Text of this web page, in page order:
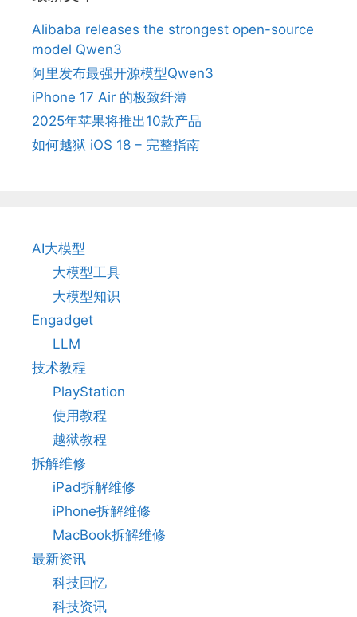
Alibaba releases the strongest open-source
model Qwen3
阿里发布最强开源模型Qwen3
iPhone 17 Air 的极致纤薄
2025年苹果将推出10款产品
如何越狱 iOS 18 – 完整指南
AI大模型
大模型工具
大模型知识
Engadget
LLM
技术教程
PlayStation
使用教程
越狱教程
拆解维修
iPad拆解维修
iPhone拆解维修
MacBook拆解维修
最新资讯
科技回忆
科技资讯